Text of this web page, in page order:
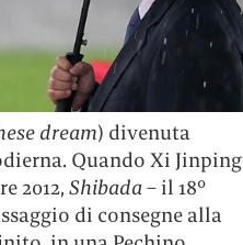
dream) divenuta
Quando Xi Jinping
2012, Shibada– il 18°
di consegne alla